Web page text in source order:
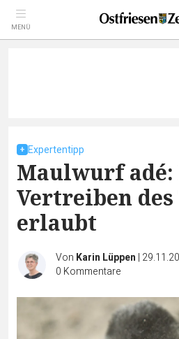
MENÜ
Expertentipp
Maulwurf adé:
Vertreiben
erlaubt
Von Karin Lüppen |
0 Kommentare